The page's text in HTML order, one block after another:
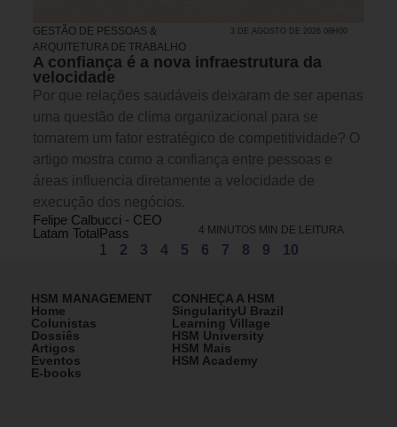
GESTÃO DE PESSOAS &
ARQUITETURA DE TRABALHO
3 DE AGOSTO DE 2026 08H00
A confiança é a nova infraestrutura da
velocidade
Por que relações saudáveis deixaram de ser apenas
uma questão de clima organizacional para se
tornarem um fator estratégico de competitividade? O
artigo mostra como a confiança entre pessoas e
áreas influencia diretamente a velocidade de
execução dos negócios.
Felipe Calbucci - CEO
Latam TotalPass
4 MINUTOS MIN DE LEITURA
1 2 3 4 5 6 7 8 9 10
HSM MANAGEMENT
Home
Colunistas
Dossiês
Artigos
Eventos
E-books
CONHEÇA A HSM
SingularityU Brazil
Learning Village
HSM University
HSM Mais
HSM Academy